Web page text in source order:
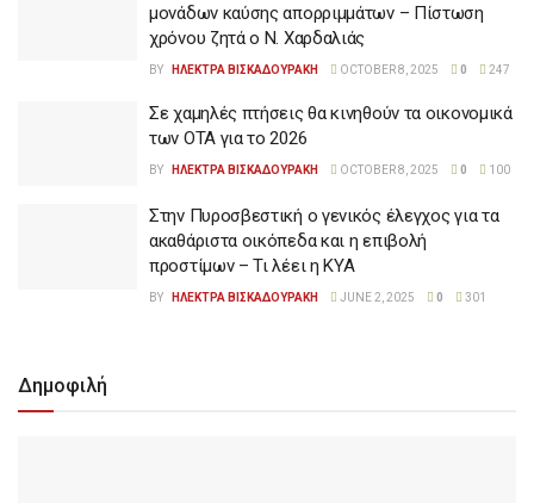
μονάδων καύσης απορριμμάτων – Πίστωση
χρόνου ζητά ο Ν. Χαρδαλιάς
BY ΗΛΕΚΤΡΑ ΒΙΣΚΑΔΟΥΡΑΚΗ OCTOBER 8, 2025 0 247
Σε χαμηλές πτήσεις θα κινηθούν τα οικονομικά
των ΟΤΑ για το 2026
BY ΗΛΕΚΤΡΑ ΒΙΣΚΑΔΟΥΡΑΚΗ OCTOBER 8, 2025 0 100
Στην Πυροσβεστική ο γενικός έλεγχος για τα
ακαθάριστα οικόπεδα και η επιβολή
προστίμων – Τι λέει η ΚΥΑ
BY ΗΛΕΚΤΡΑ ΒΙΣΚΑΔΟΥΡΑΚΗ JUNE 2, 2025 0 301
Δημοφιλή